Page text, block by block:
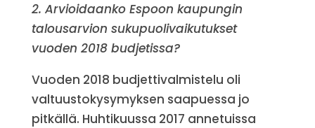
2. Arvioidaanko Espoon kaupungin
talousarvion sukupuolivaikutukset
vuoden 2018 budjetissa?
Vuoden 2018 budjettivalmistelu oli
valtuustokysymyksen saapuessa jo
pitkällä. Huhtikuussa 2017 annetuissa